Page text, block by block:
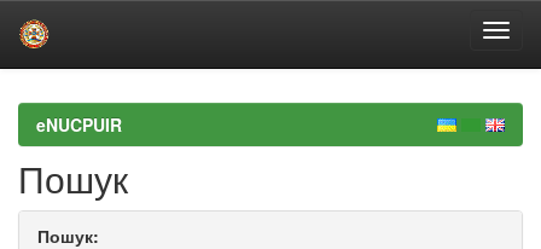
navigationeNUCPUIR
Пошук
Пошук: